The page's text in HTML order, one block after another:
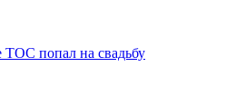
ТОС попал на свадьбу